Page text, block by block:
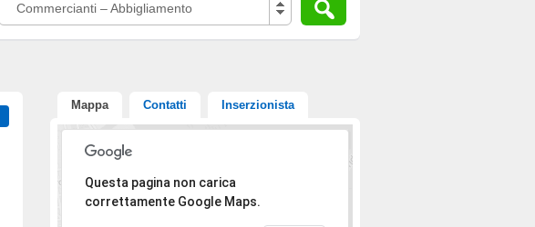
Commercianti – Abbigliamento
Mappa Contatti Inserzionista
Ci dispiace, l'indirizzo non è stato trovato.
Questa pagina non carica
correttamente Google Maps.